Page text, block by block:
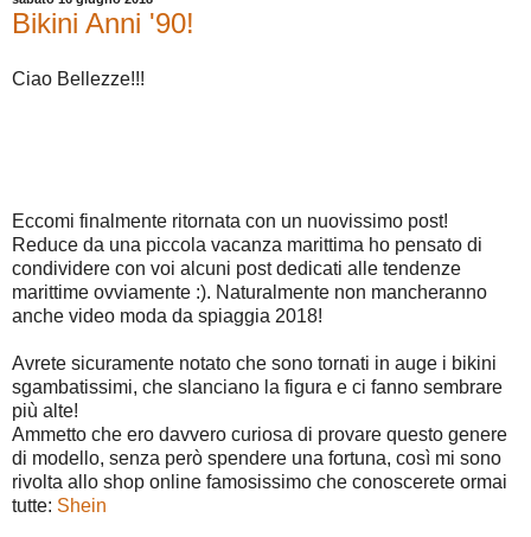
Bikini Anni '90!
Ciao Bellezze!!!
Eccomi finalmente ritornata con un nuovissimo post!
Reduce da una piccola vacanza marittima ho pensato di
condividere con voi alcuni post dedicati alle tendenze
marittime ovviamente :). Naturalmente non mancheranno
anche video moda da spiaggia 2018!
Avrete sicuramente notato che sono tornati in auge i bikini
sgambatissimi, che slanciano la figura e ci fanno sembrare
più alte!
Ammetto che ero davvero curiosa di provare questo genere
di modello, senza però spendere una fortuna, così mi sono
rivolta allo shop online famosissimo che conoscerete ormai
tutte: Shein